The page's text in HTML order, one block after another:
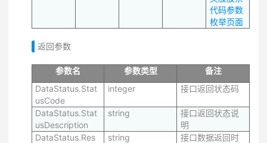
代码参数
枚举页面
返回参数
参数名 参数类型
备注
DataStatus.Stat
usCode
integer 接口返回状态码
DataStatus.Stat
usDescription
string
接口返回状态说
明
DataStatus.Res
string
接口数据返回时